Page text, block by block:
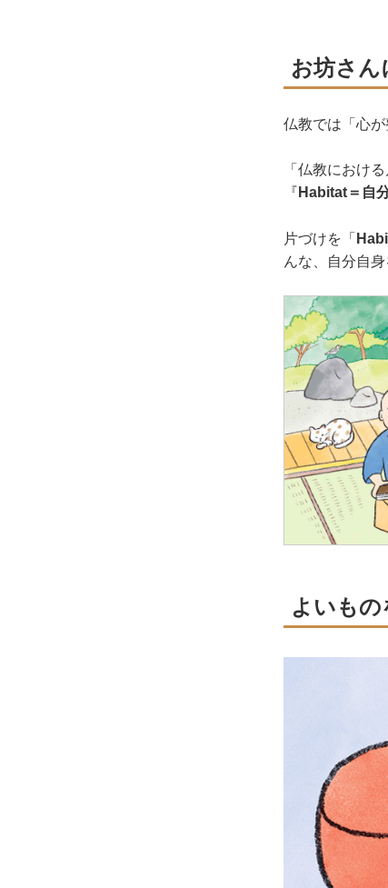
お坊さん
仏教では「心が
「仏教におけ
『 Habitat＝自
片づけを「
んな、自分自
よいも